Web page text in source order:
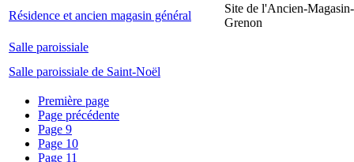
Résidence et ancien magasin général
Site de l'Ancien-
Grenon
Salle paroissiale
Salle paroissiale de Saint-Noël
Première page
Page précédente
Page 9
Page 10
Page 11